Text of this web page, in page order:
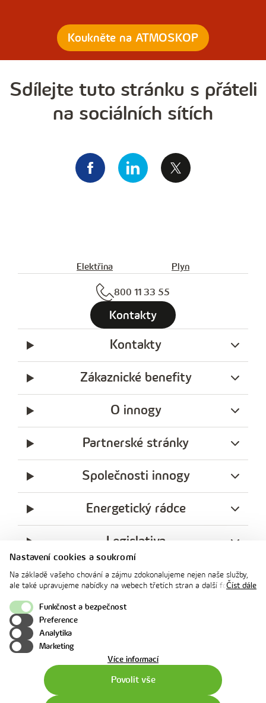
Nastavení cookies a soukromí
Na základě vašeho chování a zájmu zdokonalujeme nejen naše služby,
ale také upravujeme nabídky na webech třetích stran a další formy
souhlasu. Svoje nastavení můžete kdykoliv změnit v zápatí stránky v
„Nastavení soukromí". Více informací o tom, jak se soubory cookies a
osobními údaji pracujeme, včetně možností uplatnění vašich práv,
naleznete na webové stránce v sekci
Číst dále
Funkčnost a bezpečnost
Preference
Analytika
Marketing
Více informacío
Povolit vše
Koukněte na ATMOSKOP
Sdílejte tuto stránku s přáteli
na sociálních sítích
Elektřina Plyn
800 11 33 55
Kontakty
Kontakty
Zákaznické benefity
O innogy
Partnerské stránky
Společnosti innogy
Energetický rádce
Legislativa
Ochrana soukromí